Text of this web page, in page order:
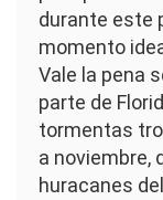
durante este
momento
Vale la pena
parte de
tormentas
a noviembre,
huracanes